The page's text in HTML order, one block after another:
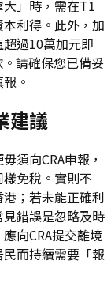
」時，需在T1
利得。此外，加
過10萬加元即
請確保您已備妥
。
建議
須向CRA申報，
免稅。實則不
；若未能正確利
錯誤是忽略及時
向CRA提交離境
而持續需要「報